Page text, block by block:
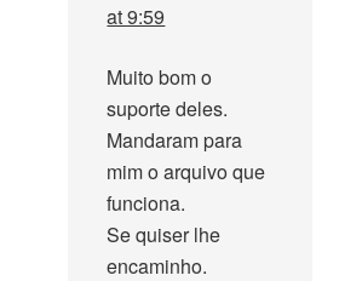
at 9:59
Muito bom o
suporte deles.
Mandaram para
mim o arquivo que
funciona.
Se quiser lhe
encaminho.